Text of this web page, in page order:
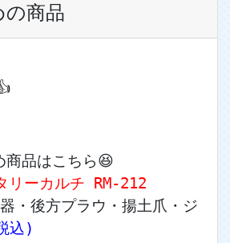
の商品
商品はこちら😆
リーカルチ RM-212
・後方プラウ・揚土爪・ジョ
込)